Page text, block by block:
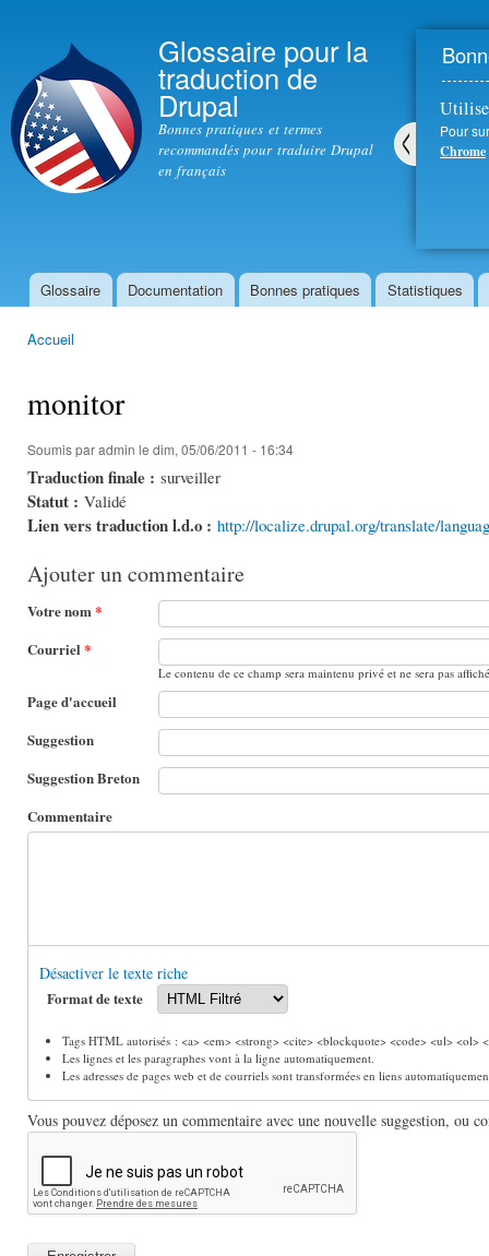
Glossaire pour la
traduction de
Drupal
Bonnes pratiques et termes
recommandés pour traduire Drupal
en français
Pour
Chrome
Menu principal
Glossaire Documentation Bonnes pratiques Statistiques
Accueil
monitor
Soumis paradmin le dim, 05/06/2011 - 16:34
Traduction finale : surveiller
Statut : Validé
Lien vers traduction l.d.o : http://localize.drupal.org/translate/
Ajouter un commentaire
Votre nom*
Courriel *
Le contenu de ce champ sera maintenu privé et ne sera pas
Page d'accueil
Suggestion
Suggestion Breton
Commentaire
Désactiver le texte riche
Format de texte
Tags HTML autorisés : <a> <em> <strong> <cite> <blockquote> <code> <ul>
Les lignes et les paragraphes vont à la ligne automatiquement.
Les adresses de pages web et de courriels sont transformées en liens
Vous pouvez déposez un commentaire avec une nouvelle suggestion, ou